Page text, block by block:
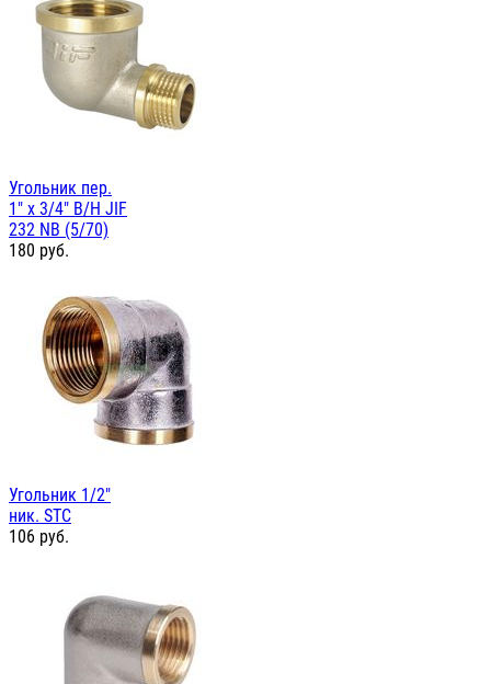
Угольник пер.
1" х 3/4" В/Н JIF
232 NB (5/70)
180 руб.
Угольник 1/2"
ник. STC
106 руб.